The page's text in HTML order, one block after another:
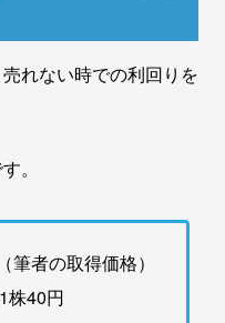
れない時での利回りを
。
者の取得価格）
株40円